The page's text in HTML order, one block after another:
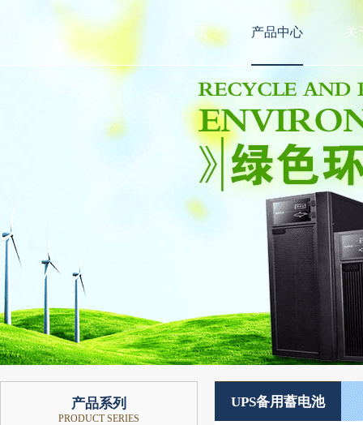
首页 产品中心
产品系列
PRODUCT SERIES
UPS备用蓄电池